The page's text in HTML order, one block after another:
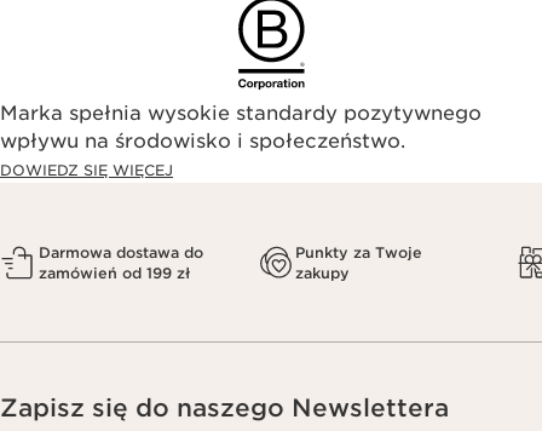
Marka spełnia wysokie standardy pozytywnego
wpływu na środowisko i społeczeństwo.​
DOWIEDZ SIĘ WIĘCEJ
Darmowa dostawa do
zamówień od 199 zł
Punkty za Twoje
zakupy
Zapisz się do naszego Newslettera